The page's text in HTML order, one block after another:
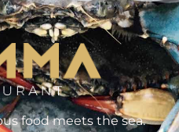
food meets the sea.